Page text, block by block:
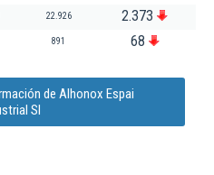
22.926 2.373
891 68
de Alhonox Espai
Sl